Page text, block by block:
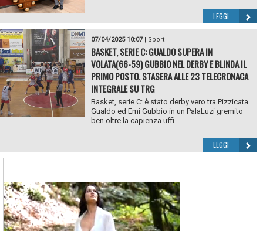
LEGGI
07/04/2025 10:07| Sport
BASKET, SERIE C: GUALDO SUPERA IN
VOLATA(66-59) GUBBIO NEL DERBY E BLINDA IL
PRIMO POSTO. STASERA ALLE 23 TELECRONACA
INTEGRALE SU TRG
Basket, serie C: è stato derby vero tra Pizzicata
Gualdo ed Emi Gubbio in un PalaLuzi gremito
ben oltre la capienza uffi...
LEGGI